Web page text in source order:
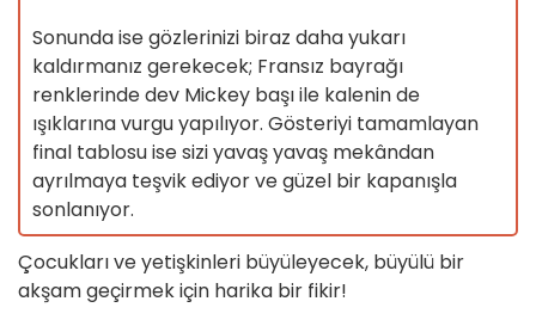
Sonunda ise gözlerinizi biraz daha yukarı
kaldırmanız gerekecek; Fransız bayrağı
renklerinde dev Mickey başı ile kalenin de
ışıklarına vurgu yapılıyor. Gösteriyi tamamlayan
final tablosu ise sizi yavaş yavaş mekândan
ayrılmaya teşvik ediyor ve güzel bir kapanışla
sonlanıyor.
Çocukları ve yetişkinleri büyüleyecek, büyülü bir
akşam geçirmek için harika bir fikir!